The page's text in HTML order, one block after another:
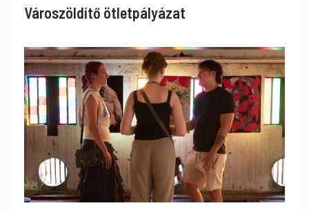
Városzöldítő ötletpályázat